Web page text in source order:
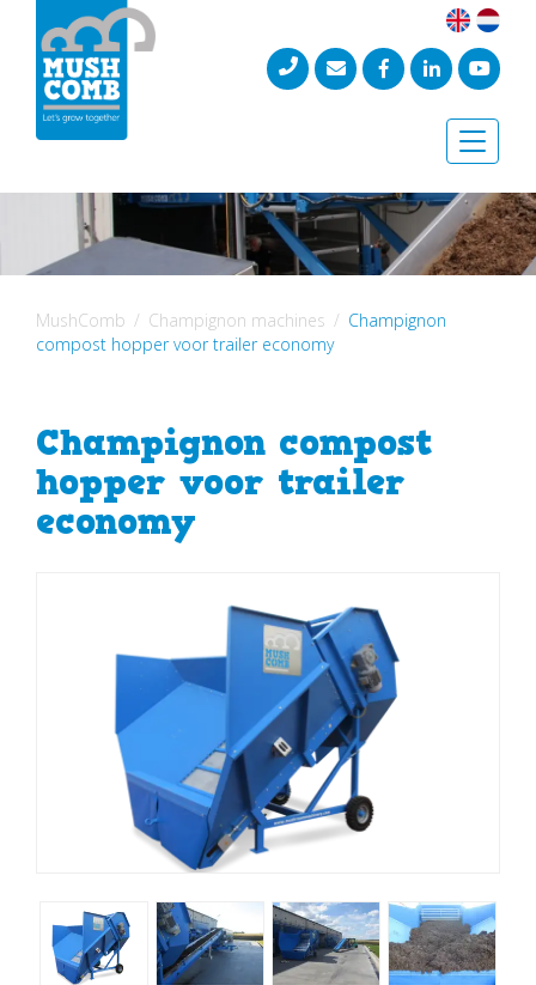
Toggle
MushComb Champignon machines
Champignon
compost hopper voor trailer economy
Champignon compost
hopper voor trailer
economy